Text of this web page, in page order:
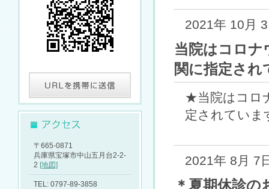
2021年 10月
当院はコロナ
関に指定され
★当院はコロ
定されていま
2021年 8月 7
＊夏期休診の
〒665-0871
兵庫県宝塚市中山五月台2-2-
2 [地図]
TEL: 0797-89-3858